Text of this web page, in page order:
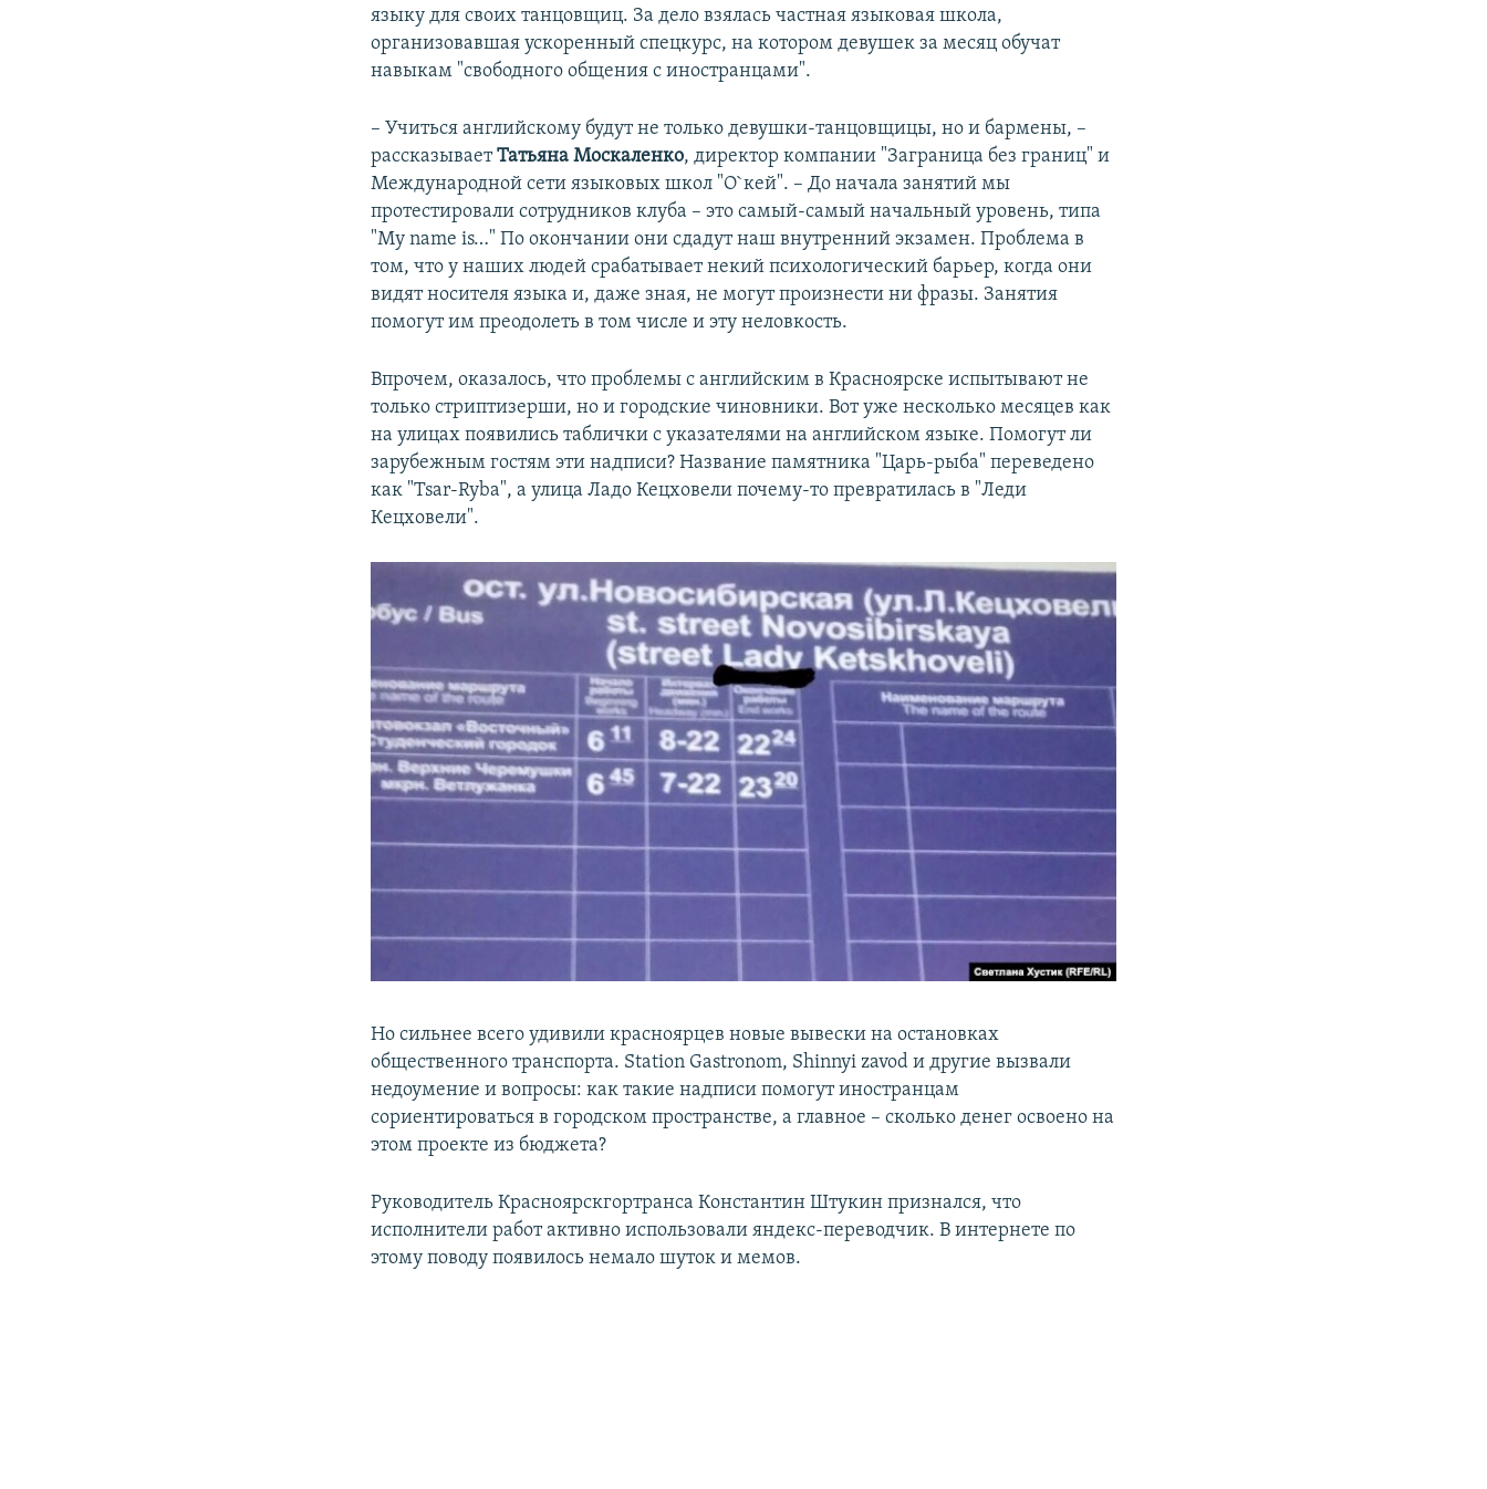
языку для своих танцовщиц. За дело взялась частная языковая школа,
организовавшая ускоренный спецкурс, на котором девушек за месяц обучат
навыкам "свободного общения с иностранцами".
– Учиться английскому будут не только девушки-танцовщицы, но и бармены, –
рассказываетТатьяна Москаленко, директор компании "Заграница без границ" и
Международной сети языковых школ "О`кей". – До начала занятий мы
протестировали сотрудников клуба – это самый-самый начальный уровень, типа
"Мy name is…" По окончании они сдадут наш внутренний экзамен. Проблема в
том, что у наших людей срабатывает некий психологический барьер, когда они
видят носителя языка и, даже зная, не могут произнести ни фразы. Занятия
помогут им преодолеть в том числе и эту неловкость.
Впрочем, оказалось, что проблемы с английским в Красноярске испытывают не
только стриптизерши, но и городские чиновники. Вот уже несколько месяцев как
на улицах появились таблички с указателями на английском языке. Помогут ли
зарубежным гостям эти надписи? Название памятника "Царь-рыба" переведено
как "Tsar-Ryba", а улица Ладо Кецховели почему-то превратилась в "Леди
Кецховели".
​Но сильнее всего удивили красноярцев новые вывески на остановках
общественного транспорта. Station Gastronom, Shinnyi zavod и другие вызвали
недоумение и вопросы: как такие надписи помогут иностранцам
сориентироваться в городском пространстве, а главное – сколько денег освоено на
этом проекте из бюджета?
Руководитель Красноярскгортранса Константин Штукин признался, что
исполнители работ активно использовали яндекс-переводчик. В интернете по
этому поводу появилось немало шуток и мемов.